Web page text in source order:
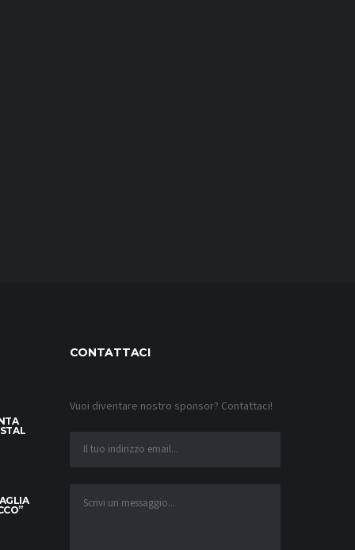
CONTATTACI
Vuoi diventare nostro sponsor? Contattaci!